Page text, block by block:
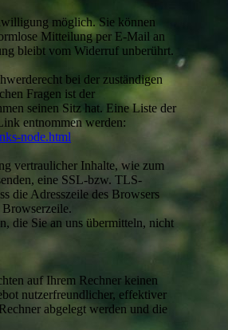
möglich. Sie können
Mitteilung per E-Mail an
bleibt vom Widerruf unberührt.
bei der zuständigen
Fragen ist der
seinen Sitz hat. Eine Liste der
entnommen werden:
node.html
vertraulicher Inhalte, wie zum
eine SSL-bzw. TLS-
die Adresszeile des Browsers
die Sie an uns übermitteln, nicht
auf Ihrem Rechner keinen
nutzerfreundlicher, effektiver
abgelegt werden und die